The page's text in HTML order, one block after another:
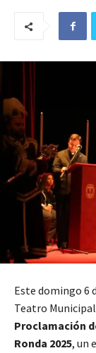
Este domingo 6
Teatro
Proclamación
Ronda 2025, un